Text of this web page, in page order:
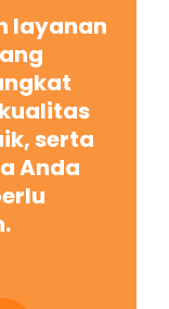
layanan
serta
Anda